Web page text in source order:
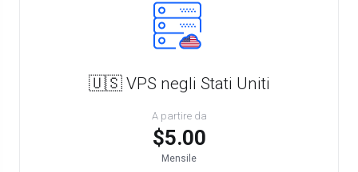
🇺🇸 VPS negli Stati Uniti
A partire da
$5.00
Mensile